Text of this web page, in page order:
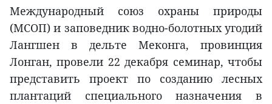
Международный союз охраны природы
(МСОП) и заповедник водно-болотных угодий
Лангшен в дельте Меконга, провинция
Лонган, провели 22 декабря семинар, чтобы
представить проект по созданию лесных
плантаций специального назначения в